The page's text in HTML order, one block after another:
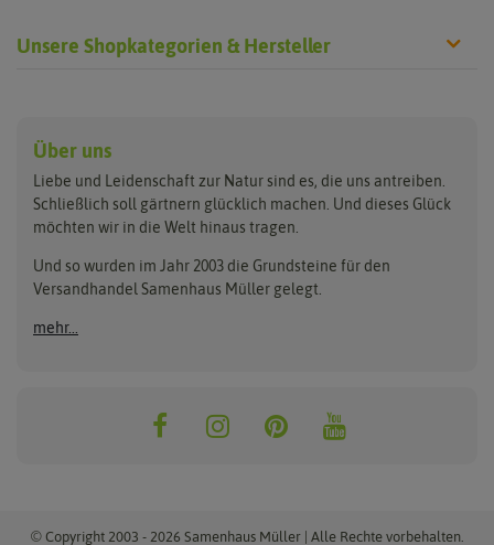
Unsere Shopkategorien & Hersteller
Anzuchtschalen
Beleuchtung
Folien, Vliese und Netze
Gartengeräte
Nützlinge & Nisthilfen
Keimsprossen
Saatgut für Werbezwecke
Samen-Sets
Gemüsesamen
Exotische Samen
Rasensamen
Benary
Buzzy Seeds
Clever Pots
Dürr-Samen
FLORTUS
Greenline
Grüne Oase
ReNatura Vogelwelt
Über uns
Liebe und Leidenschaft zur Natur sind es, die uns antreiben.
Schließlich soll gärtnern glücklich machen. Und dieses Glück
möchten wir in die Welt hinaus tragen.
Und so wurden im Jahr 2003 die Grundsteine für den
Versandhandel Samenhaus Müller gelegt.
mehr...
© Copyright 2003 - 2026 Samenhaus Müller | Alle Rechte vorbehalten.